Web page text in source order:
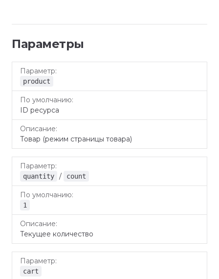
Параметры
Параметр
product
ID ресурса
Товар (режим страницы товара)
quantity / count
1
Текущее количество
cart